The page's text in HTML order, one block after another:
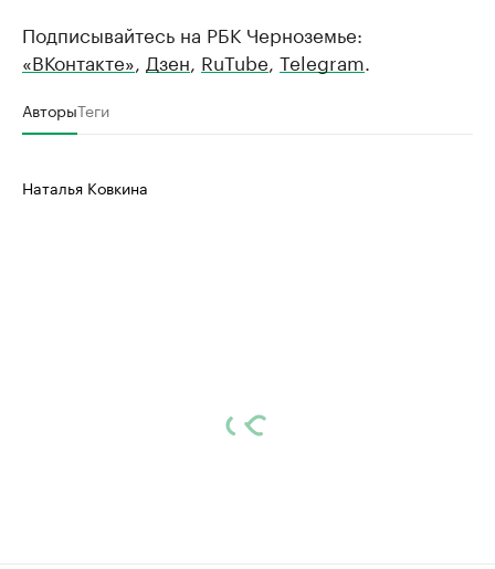
Подписывайтесь на РБК Черноземье:
«ВКонтакте», Дзен, RuTube, Telegram.
АвторыТеги
Наталья Ковкина